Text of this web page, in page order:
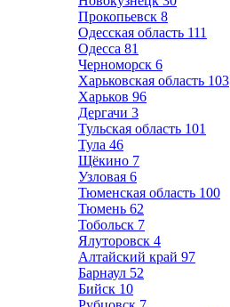
Прокопьевск 8
Одесская область 111
Одесса 81
Черноморск 6
Харьковская область 103
Харьков 96
Дергачи 3
Тульская область 101
Тула 46
Щёкино 7
Узловая 6
Тюменская область 100
Тюмень 62
Тобольск 7
Ялуторовск 4
Алтайский край 97
Барнаул 52
Бийск 10